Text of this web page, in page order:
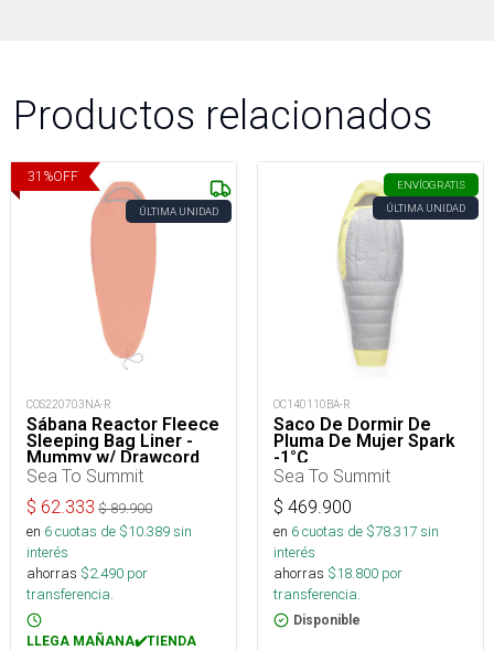
Productos relacionados
31 %OFF
ÚLTIMA UNIDAD
COS220703NA-R
Sábana Reactor Fleece
Sleeping Bag Liner -
Mummy w/ Drawcord
Sea To Summit
$ 62.333 $89.900
en 6cuotas de $10.389sin
interés
ahorras $2.490 por
transferencia.
LLEGA MAÑANA✔️TIENDA
ENVÍOGRATIS
ÚLTIMA UNIDAD
OC140110BA-R
Saco De Dormir De
Pluma De Mujer Spark
-1°C
Sea To Summit
$ 469.900
en 6cuotas de $78.317sin
interés
ahorras $18.800 por
transferencia.
Disponible